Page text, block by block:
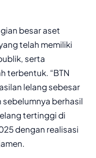
besar aset
telah memiliki
serta
terbentuk. “BTN
lelang sebesar
berhasil
tertinggi di
dengan realisasi